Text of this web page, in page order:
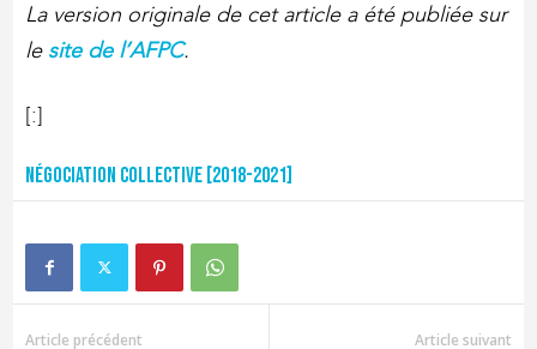
La version originale de cet article a été publiée sur
le site de l’AFPC.
[:]
Négociation collective [2018-2021]
Article précédent Article suivant